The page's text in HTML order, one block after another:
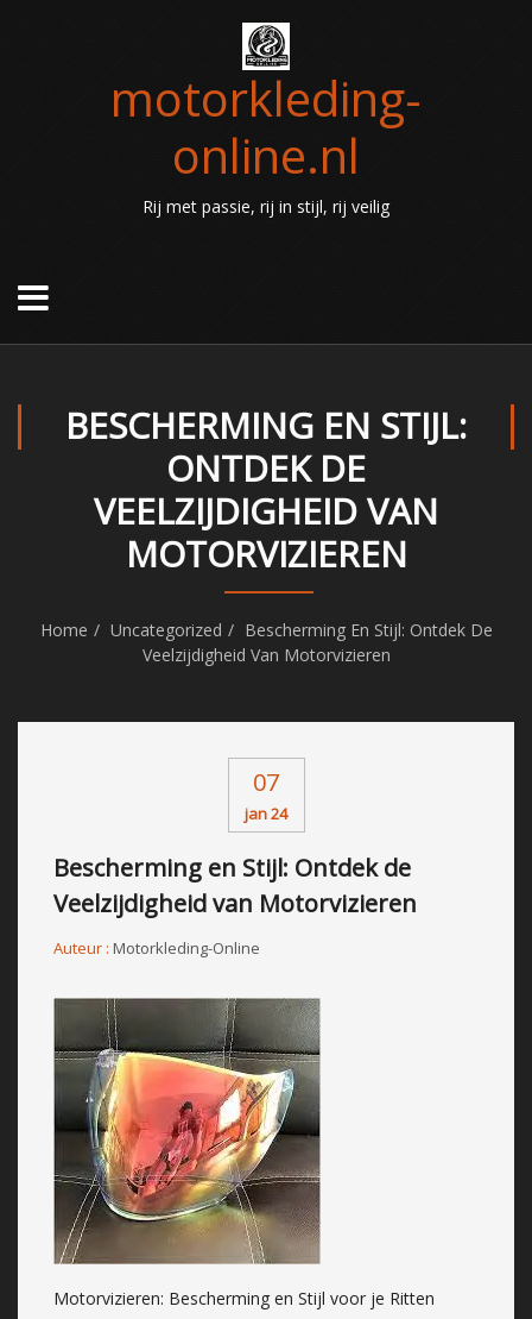
motorkleding-
online.nl
Rij met passie, rij in stijl, rij veilig
BESCHERMING EN STIJL:
ONTDEK DE
VEELZIJDIGHEID VAN
MOTORVIZIEREN
Home Uncategorized
Bescherming En Stijl: Ontdek De
Veelzijdigheid Van Motorvizieren
07
jan 24
Bescherming en Stijl: Ontdek de
Veelzijdigheid van Motorvizieren
Auteur : Motorkleding-Online
Motorvizieren: Bescherming en Stijl voor je Ritten